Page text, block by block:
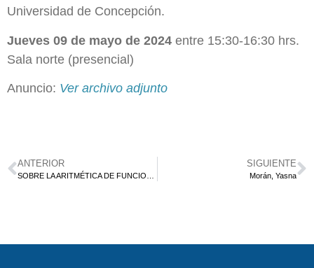
Universidad de Concepción.
Jueves 09 de mayo de 2024 entre 15:30-16:30 hrs.
Sala norte (presencial)
Anuncio: Ver archivo adjunto
ANTERIOR
SOBRE LA ARITMÉTICA DE FUNCIONES L P-ÁDICAS.
SIGUIENTE
Morán, Yasna